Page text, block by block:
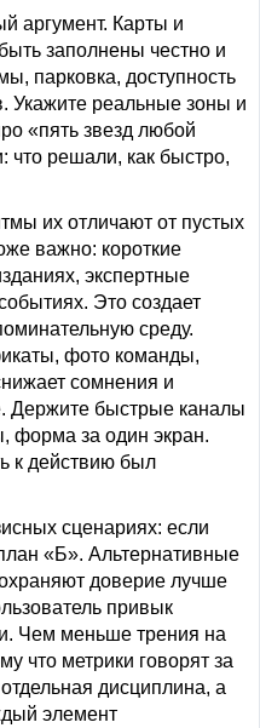
аргумент. Карты и
заполнены честно и
парковка, доступность
Укажите реальные зоны и
«пять звезд любой
что решали, как быстро,
их отличают от пустых
важно: короткие
экспертные
Это создает
среду.
фото команды,
сомнения и
Держите быстрые каналы
форма за один экран.
к действию был
сценариях: если
«Б». Альтернативные
доверие лучше
привык
Чем меньше трения на
что метрики говорят за
дисциплина, а
элемент